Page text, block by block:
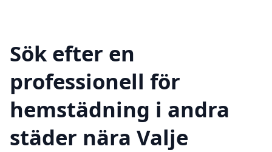
Sök efter en
professionell för
hemstädning i andra
städer nära Valje